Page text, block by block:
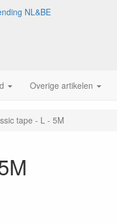
NL&BE
Overige artikelen
tape - L - 5M